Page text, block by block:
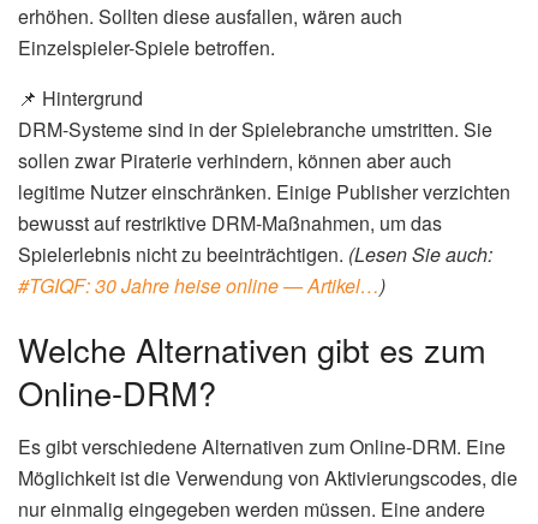
erhöhen. Sollten diese ausfallen, wären auch
Einzelspieler-Spiele betroffen.
📌 Hintergrund
DRM-Systeme sind in der Spielebranche umstritten. Sie
sollen zwar Piraterie verhindern, können aber auch
legitime Nutzer einschränken. Einige Publisher verzichten
bewusst auf restriktive DRM-Maßnahmen, um das
Spielerlebnis nicht zu beeinträchtigen. (Lesen Sie auch:
#TGIQF: 30 Jahre heise online — Artikel…)
Welche Alternativen gibt es zum
Online-DRM?
Es gibt verschiedene Alternativen zum Online-DRM. Eine
Möglichkeit ist die Verwendung von Aktivierungscodes, die
nur einmalig eingegeben werden müssen. Eine andere